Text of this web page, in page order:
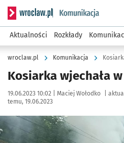
Serwis informacyjny
Aktualności Rozkłady
wroclaw.pl Komunikacja
Kosiarka wjechała
Data publikacji:
19.06.2023 10:02 | Autor:
Maciej Wołodko
temu, 19.06.2023
Kliknij, aby powiększyć